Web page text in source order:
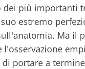
dei più importanti
estremo
Ma il
portare a